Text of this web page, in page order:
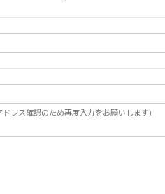
ドレス確認のため再度入力をお願いします)